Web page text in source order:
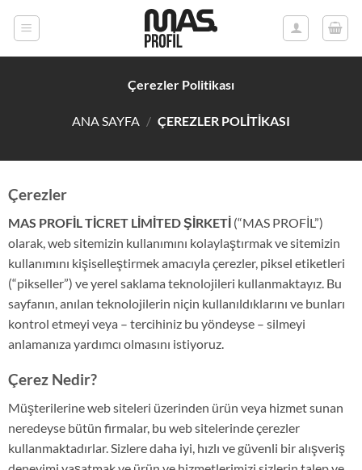
Çerezler Politikası
ANA SAYFA / ÇEREZLER POLITIKASI
Çerezler
MAS PROFİL TİCRET LİMİTED ŞİRKETİ(“MAS PROFİL”)
olarak, web sitemizin kullanımını kolaylaştırmak ve sitemizin
kullanımını kişiselleştirmek amacıyla çerezler, piksel etiketleri
(“pikseller”) ve yerel saklama teknolojileri kullanmaktayız. Bu
sayfanın, anılan teknolojilerin niçin kullanıldıklarını ve bunları
kontrol etmeyi veya – tercihiniz bu yöndeyse – silmeyi
anlamanıza yardımcı olmasını istiyoruz.
Çerez Nedir?
Müşterilerine web siteleri üzerinden ürün veya hizmet sunan
neredeyse bütün firmalar, bu web sitelerinde çerezler
kullanmaktadırlar. Sizlere daha iyi, hızlı ve güvenli bir alışveriş